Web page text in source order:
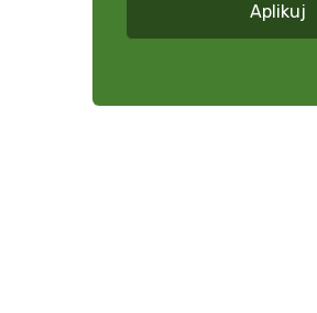
Aplikuj